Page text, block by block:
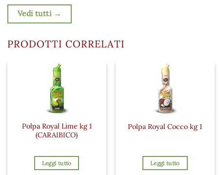
Vedi tutti →
PRODOTTI CORRELATI
Polpa Royal Lime kg 1
(CARAIBICO)
Leggi tutto
Polpa Royal Cocco kg 1
Leggi tutto